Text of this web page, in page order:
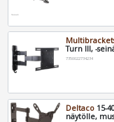
Turn III, -
7350022734234
Deltaco 15-
näytölle,